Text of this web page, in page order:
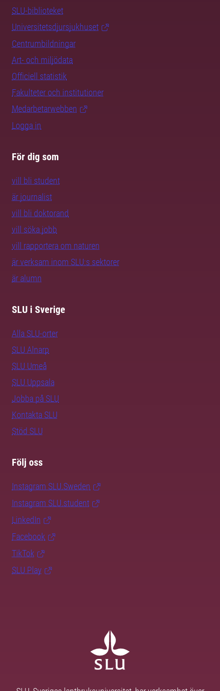
SLU-biblioteket
Universitetsdjursjukhuset
Centrumbildningar
Art- och miljödata
Officiell statistik
Fakulteter och institutioner
Medarbetarwebben
Logga in
För dig som
vill bli student
är journalist
vill bli doktorand
vill söka jobb
vill rapportera om naturen
är verksam inom SLU:s sektorer
är alumn
SLU i Sverige
Alla SLU-orter
SLU Alnarp
SLU Umeå
SLU Uppsala
Jobba på SLU
Kontakta SLU
Stöd SLU
Följ oss
Instagram SLU.Sweden
Instagram SLU.student
LinkedIn
Facebook
TikTok
SLU Play